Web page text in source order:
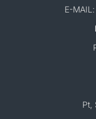
E-
Pt,